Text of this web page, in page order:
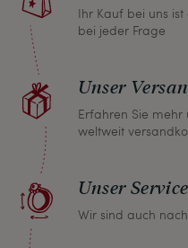
Ihr Kauf bei uns
bei jeder Frage
Unser
Erfahren Sie mehr
weltweit
Unser Service
Wir sind auch